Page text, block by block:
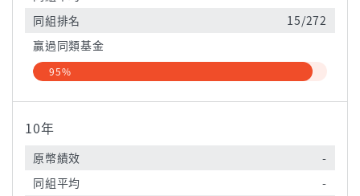
同組排名
15/272
贏過同類基金
95%
10年
原幣績效
-
同組平均
-